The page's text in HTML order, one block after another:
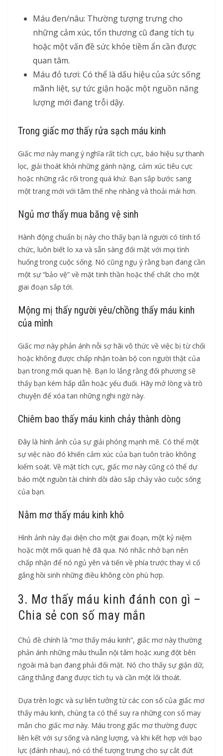
Máu đen/nâu: Thường tượng trưng cho
những cảm xúc, tổn thương cũ đang tích tụ
hoặc một vấn đề sức khỏe tiềm ẩn cần được
quan tâm.
Máu đỏ tươi: Có thể là dấu hiệu của sức sống
mãnh liệt, sự tức giận hoặc một nguồn năng
lượng mới đang trỗi dậy.
Trong giấc mơ thấy rửa sạch máu kinh
Giấc mơ này mang ý nghĩa rất tích cực, báo hiệu sự thanh
lọc, giải thoát khỏi những gánh nặng, cảm xúc tiêu cực
hoặc những rắc rối trong quá khứ. Bạn sắp bước sang
một trang mới với tâm thế nhẹ nhàng và thoải mái hơn.
Ngủ mơ thấy mua băng vệ sinh
Hành động chuẩn bị này cho thấy bạn là người có tính tổ
chức, luôn biết lo xa và sẵn sàng đối mặt với mọi tình
huống trong cuộc sống. Nó cũng ngụ ý rằng bạn đang cần
một sự “bảo vệ” về mặt tinh thần hoặc thể chất cho một
giai đoạn sắp tới.
Mộng mị thấy người yêu/chồng thấy máu kinh
của mình
Giấc mơ này phản ánh nỗi sợ hãi vô thức về việc bị từ chối
hoặc không được chấp nhận toàn bộ con người thật của
bạn trong mối quan hệ. Bạn lo lắng rằng đối phương sẽ
thấy bạn kém hấp dẫn hoặc yếu đuối. Hãy mở lòng và trò
chuyện để xóa tan những nghi ngờ này.
Chiêm bao thấy máu kinh chảy thành dòng
Đây là hình ảnh của sự giải phóng mạnh mẽ. Có thể một
sự việc nào đó khiến cảm xúc của bạn tuôn trào không
kiểm soát. Về mặt tích cực, giấc mơ này cũng có thể dự
báo một nguồn tài chính dồi dào sắp chảy vào cuộc sống
của bạn.
Nằm mơ thấy máu kinh khô
Hình ảnh này đại diện cho một giai đoạn, một kỷ niệm
hoặc một mối quan hệ đã qua. Nó nhắc nhở bạn nên
chấp nhận để nó ngủ yên và tiến về phía trước thay vì cố
gắng hồi sinh những điều không còn phù hợp.
3. Mơ thấy máu kinh đánh con gì –
Chia sẻ con số may mắn
Chủ đề chính là “mơ thấy máu kinh”, giấc mơ này thường
phản ánh những mâu thuẫn nội tâm hoặc xung đột bên
ngoài mà bạn đang phải đối mặt. Nó cho thấy sự giận dữ,
căng thẳng đang được tích tụ và cần một lối thoát.
Dựa trên logic và sự liên tưởng từ các con số của giấc mơ
thấy máu kinh, chúng ta có thể suy ra những con số may
mắn cho giấc mơ này. Máu trong giấc mơ thường được
liên kết với sự sống và năng lượng, và khi kết hợp với bạo
lực (đánh nhau), nó có thể tượng trưng cho sự cắt đứt